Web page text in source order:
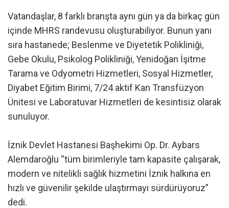
Vatandaşlar, 8 farklı branşta aynı gün ya da birkaç gün
içinde MHRS randevusu oluşturabiliyor. Bunun yanı
sıra hastanede; Beslenme ve Diyetetik Polikliniği,
Gebe Okulu, Psikolog Polikliniği, Yenidoğan İşitme
Tarama ve Odyometri Hizmetleri, Sosyal Hizmetler,
Diyabet Eğitim Birimi, 7/24 aktif Kan Transfüzyon
Ünitesi ve Laboratuvar Hizmetleri de kesintisiz olarak
sunuluyor.
İznik Devlet Hastanesi Başhekimi Op. Dr. Aybars
Alemdaroğlu “tüm birimleriyle tam kapasite çalışarak,
modern ve nitelikli sağlık hizmetini İznik halkına en
hızlı ve güvenilir şekilde ulaştırmayı sürdürüyoruz”
dedi.